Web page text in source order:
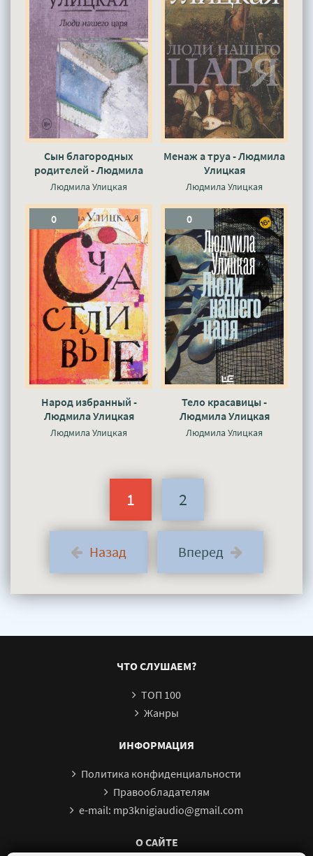
Сын благородных
родителей - Людмила
Улицкая
Людмила Улицкая
Менаж а труа - Людмила
Улицкая
Людмила Улицкая
0
Народ избранный -
Людмила Улицкая
Людмила Улицкая
0
Тело красавицы -
Людмила Улицкая
Людмила Улицкая
Назад
1 2
Вперед
ЧТО СЛУШАЕМ?
ТОП 100
Жанры
ИНФОРМАЦИЯ
Политика конфиденциальности
Правообладателям
e-mail: mp3knigiaudio@gmail.com
О САЙТЕ